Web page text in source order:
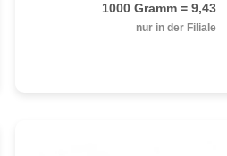
1000 Gramm = 9,43
nur in der Filiale